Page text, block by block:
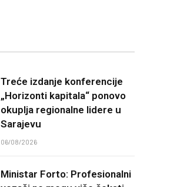
Treće izdanje konferencije
„Horizonti kapitala“ ponovo
okuplja regionalne lidere u
Sarajevu
06/08/2026
Ministar Forto: Profesionalni